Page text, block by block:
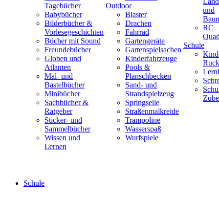
Tagebücher
Babybücher
Bilderbücher &
Vorlesegeschichten
Bücher mit Sound
Freundebücher
Globen und
Atlanten
Mal- und
Bastelbücher
Minibücher
Sachbücher &
Ratgeber
Sticker- und
Sammelbücher
Wissen und
Lernen
Outdoor
Blaster
Drachen
Fahrrad
Gartengeräte
Gartenspielsachen
Kinderfahrzeuge
Pools &
Planschbecken
Sand- und
Strandspielzeug
Springseile
Straßenmalkreide
Trampoline
Wasserspaß
Wurfspiele
und
RC
Schule
Schule